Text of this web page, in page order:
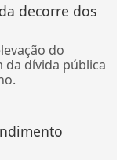
decorre dos
do
da dívida pública